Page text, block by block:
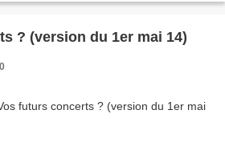
? (version du 1er mai 14)